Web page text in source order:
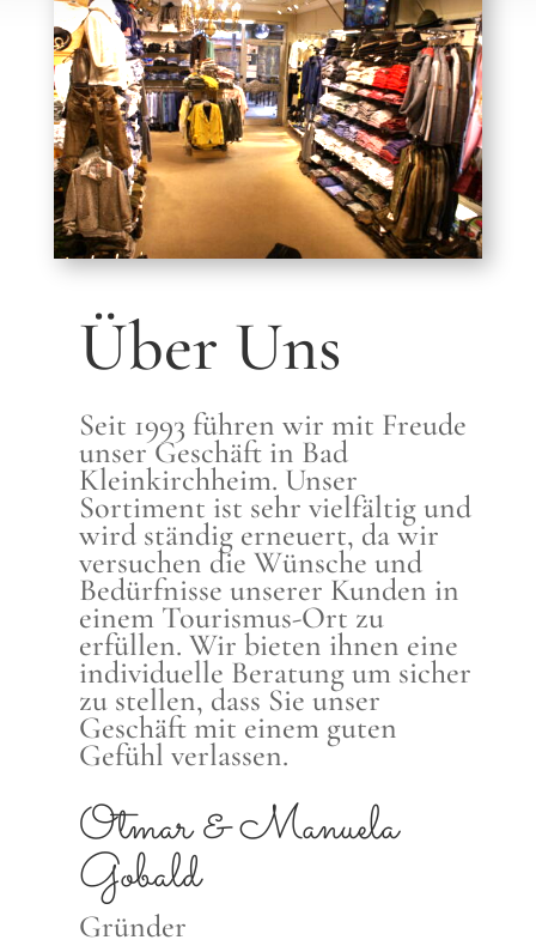
Über Uns
Seit 1993 führen wir mit Freude
unser Geschäft in Bad
Kleinkirchheim. Unser
Sortiment ist sehr vielfältig und
wird ständig erneuert, da wir
versuchen die Wünsche und
Bedürfnisse unserer Kunden in
einem Tourismus-Ort zu
erfüllen. Wir bieten ihnen eine
individuelle Beratung um sicher
zu stellen, dass Sie unser
Geschäft mit einem guten
Gefühl verlassen.
Otmar & Manuela
Gobald
Gründer